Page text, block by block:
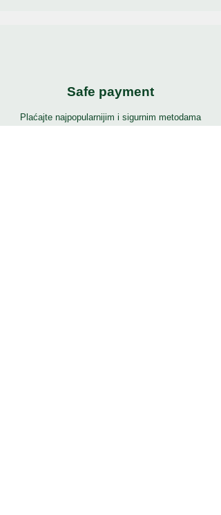
Safe payment
Plaćajte najpopularnijim i sigurnim metodama